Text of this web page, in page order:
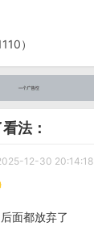
）
法：
12-30 20:14:18
面都放弃了